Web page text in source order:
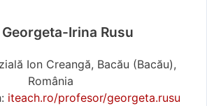
Irina Rusu
Ion Creangă, Bacău (Bacău),
România
iteach.ro/profesor/georgeta.rusu